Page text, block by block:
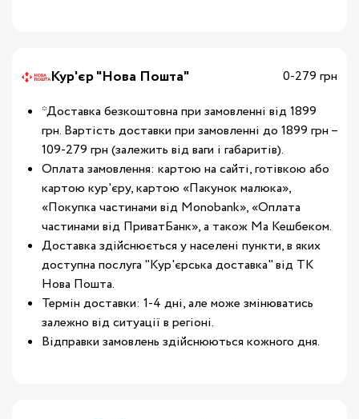
Кур'єр "Нова Пошта"
0-279 грн
*Доставка безкоштовна при замовленні від 1899
грн. Вартість доставки при замовленні до 1899 грн –
109-279 грн (залежить від ваги і габаритів).
Оплата замовлення: картою на сайті, готівкою або
картою кур'єру, картою «Пакунок малюка»,
«Покупка частинами від Monobank», «Оплата
частинами від ПриватБанк», а також Ма Кешбеком.
Доставка здійснюється у населені пункти, в яких
доступна послуга "Кур'єрська доставка" від ТК
Нова Пошта.
Термін доставки: 1-4 дні, але може змінюватись
залежно від ситуації в регіоні.
Відправки замовлень здійснюються кожного дня.